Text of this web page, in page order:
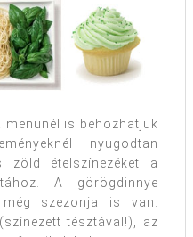
menünél is behozhatjuk
nyugodtan
zöld ételszínezéket a
A görögdinnye
szezonja is van.
tésztával!), az